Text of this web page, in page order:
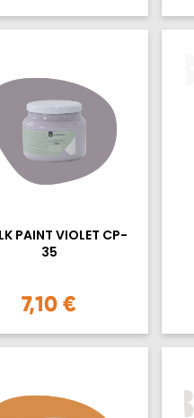
PAINT VIOLET CP-
35
7,10 €